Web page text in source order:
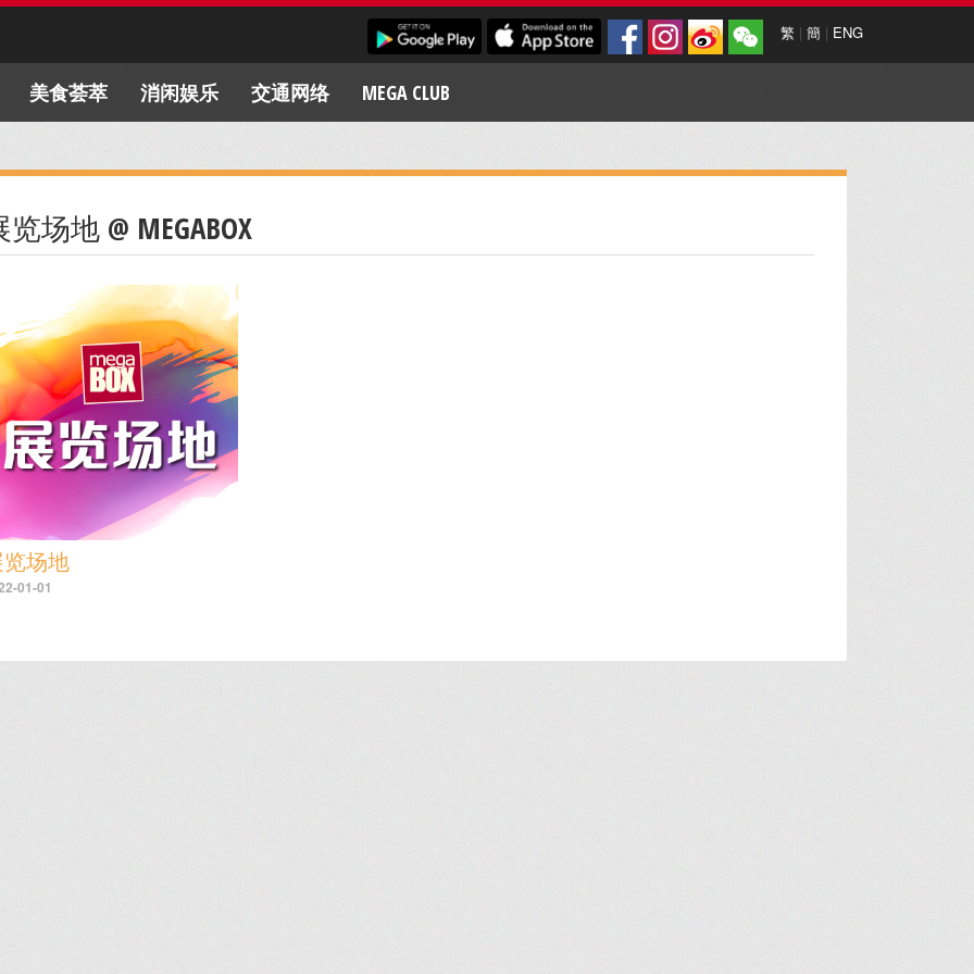
繁 | 簡 | ENG
美食荟萃 消闲娱乐 交通网络 MEGA CLUB
览场地 @ MEGABOX
场地
01-01